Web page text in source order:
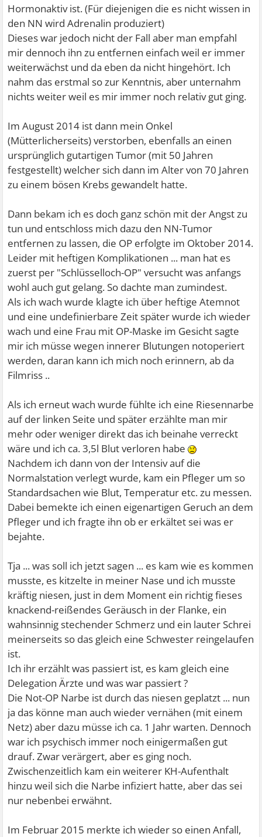
Hormonaktiv ist. (Für diejenigen die es nicht wissen in
den NN wird Adrenalin produziert)
Dieses war jedoch nicht der Fall aber man empfahl
mir dennoch ihn zu entfernen einfach weil er immer
weiterwächst und da eben da nicht hingehört. Ich
nahm das erstmal so zur Kenntnis, aber unternahm
nichts weiter weil es mir immer noch relativ gut ging.
Im August 2014 ist dann mein Onkel
(Mütterlicherseits) verstorben, ebenfalls an einen
ursprünglich gutartigen Tumor (mit 50 Jahren
festgestellt) welcher sich dann im Alter von 70 Jahren
zu einem bösen Krebs gewandelt hatte.
Dann bekam ich es doch ganz schön mit der Angst zu
tun und entschloss mich dazu den NN-Tumor
entfernen zu lassen, die OP erfolgte im Oktober 2014.
Leider mit heftigen Komplikationen ... man hat es
zuerst per "Schlüsselloch-OP" versucht was anfangs
wohl auch gut gelang. So dachte man zumindest.
Als ich wach wurde klagte ich über heftige Atemnot
und eine undefinierbare Zeit später wurde ich wieder
wach und eine Frau mit OP-Maske im Gesicht sagte
mir ich müsse wegen innerer Blutungen notoperiert
werden, daran kann ich mich noch erinnern, ab da
Filmriss ..
Als ich erneut wach wurde fühlte ich eine Riesennarbe
auf der linken Seite und später erzählte man mir
mehr oder weniger direkt das ich beinahe verreckt
wäre und ich ca. 3,5l Blut verloren habe
Nachdem ich dann von der Intensiv auf die
Normalstation verlegt wurde, kam ein Pfleger um so
Standardsachen wie Blut, Temperatur etc. zu messen.
Dabei bemekte ich einen eigenartigen Geruch an dem
Pfleger und ich fragte ihn ob er erkältet sei was er
bejahte.
Tja ... was soll ich jetzt sagen ... es kam wie es kommen
musste, es kitzelte in meiner Nase und ich musste
kräftig niesen, just in dem Moment ein richtig fieses
knackend-reißendes Geräusch in der Flanke, ein
wahnsinnig stechender Schmerz und ein lauter Schrei
meinerseits so das gleich eine Schwester reingelaufen
ist.
Ich ihr erzählt was passiert ist, es kam gleich eine
Delegation Ärzte und was war passiert ?
Die Not-OP Narbe ist durch das niesen geplatzt ... nun
ja das könne man auch wieder vernähen (mit einem
Netz) aber dazu müsse ich ca. 1 Jahr warten. Dennoch
war ich psychisch immer noch einigermaßen gut
drauf. Zwar verärgert, aber es ging noch.
Zwischenzeitlich kam ein weiterer KH-Aufenthalt
hinzu weil sich die Narbe infiziert hatte, aber das sei
nur nebenbei erwähnt.
Im Februar 2015 merkte ich wieder so einen Anfall,